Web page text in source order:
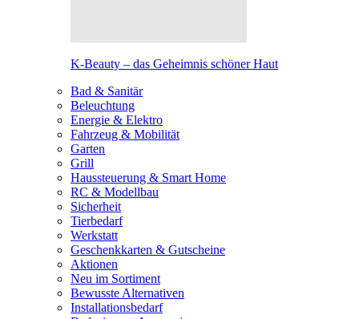
K-Beauty – das Geheimnis schöner Haut
Bad & Sanitär
Beleuchtung
Energie & Elektro
Fahrzeug & Mobilität
Garten
Grill
Haussteuerung & Smart Home
RC & Modellbau
Sicherheit
Tierbedarf
Werkstatt
Geschenkkarten & Gutscheine
Aktionen
Neu im Sortiment
Bewusste Alternativen
Installationsbedarf